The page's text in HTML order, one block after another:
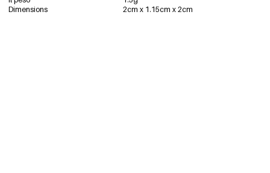
Dimensions
2cm x 1.15cm x 2cm